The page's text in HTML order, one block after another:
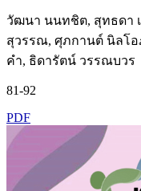
วัฒนา นนทชิต, สุทธดา
สุวรรณ, ศุภกานต์ นิลโอ
คำ, ธิดารัตน์ วรรณบวร
81-92
PDF